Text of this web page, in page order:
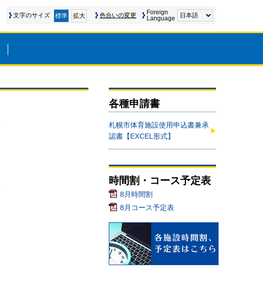
文字のサイズ 標準 拡大 色合いの変更
Foreign
Language
各種申請書
札幌市体育施設使用申込書兼承
認書【EXCEL形式】
時間割・コース予定表
8月時間割
8月コース予定表